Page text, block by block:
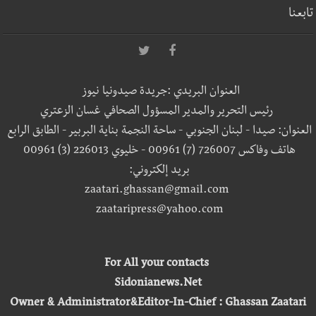
تابعنا
العنوان البريدي :جريدة صيدونيا نيوز
رئيس التحرير والمدير المسؤول الصحافي غسان الزعتري
العنوان: صيدا - لبنان الجنوبي - ساحة النجمة بناية البربير - الطابق الرابع
هاتف وفاكس 726007 (7) 00961 - خليوي 226013 (3) 00961
بريد إلكتروني:
zaatari.ghassan@gmail.com
zaataripress@yahoo.com
For All your contacts
Sidonianews.Net
Owner & Administrator&Editor-In-Chief : Ghassan Zaatari